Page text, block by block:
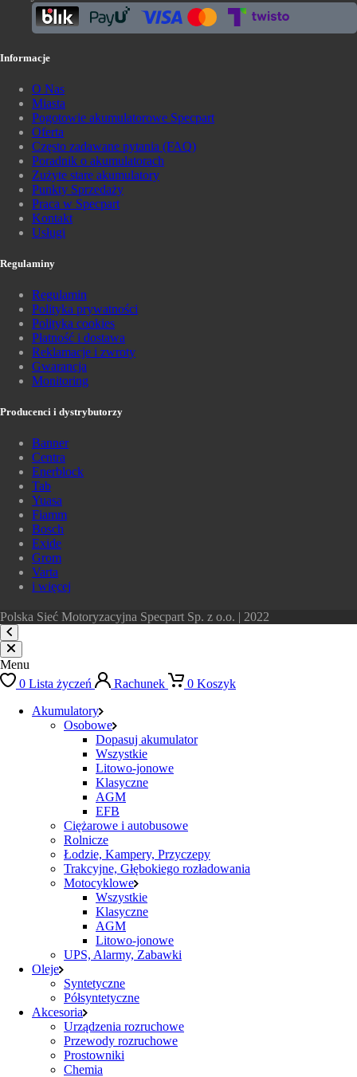
Informacje
O Nas
Miasta
Pogotowie akumulatorowe Specpart
Oferta
Często zadawane pytania (FAQ)
Poradnik o akumulatorach
Zużyte stare akumulatory
Punkty Sprzedaży
Praca w Specpart
Kontakt
Usługi
Regulaminy
Regulamin
Polityka prywatności
Polityka cookies
Płatność i dostawa
Reklamacje i zwroty
Gwarancja
Monitoring
Producenci i dystrybutorzy
Banner
Centra
Enerblock
Tab
Yuasa
Fiamm
Bosch
Exide
Grom
Varta
i więcej
Polska Sieć Motoryzacyjna Specpart Sp. z o.o. | 2022
Menu
0 Lista życzeń Rachunek 0 Koszyk
Akumulatory
Osobowe
Dopasuj akumulator
Wszystkie
Litowo-jonowe
Klasyczne
AGM
EFB
Ciężarowe i autobusowe
Rolnicze
Łodzie, Kampery, Przyczepy
Trakcyjne, Głębokiego rozładowania
Motocyklowe
Wszystkie
Klasyczne
AGM
Litowo-jonowe
UPS, Alarmy, Zabawki
Oleje
Syntetyczne
Półsyntetyczne
Akcesoria
Urządzenia rozruchowe
Przewody rozruchowe
Prostowniki
Chemia